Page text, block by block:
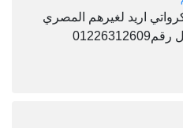
اريد لغيرهم المصري